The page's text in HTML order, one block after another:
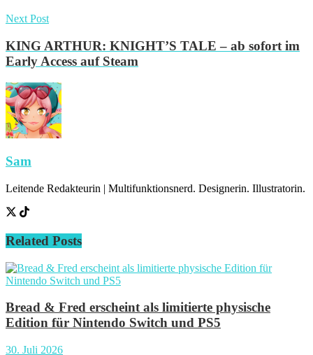
Next Post
KING ARTHUR: KNIGHT’S TALE – ab sofort im
Early Access auf Steam
Sam
Leitende Redakteurin | Multifunktionsnerd. Designerin. Illustratorin.
Related Posts
Bread & Fred erscheint als limitierte physische
Edition für Nintendo Switch und PS5
30. Juli 2026